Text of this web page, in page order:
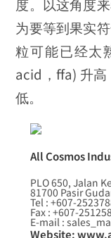
度。以这角度
为要等到果实
粒可能已经太
acid，ffa) 升
低。
All Cosmos
PLO 650, Jalan
81700 Pasir
Tel : +607-
Fax : +607-
E-mail :
Website: